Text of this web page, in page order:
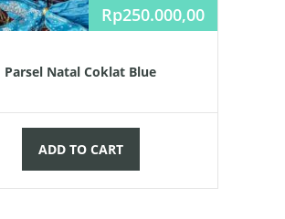
Rp250.000,00
Parsel Natal Coklat Blue
ADD TO CART